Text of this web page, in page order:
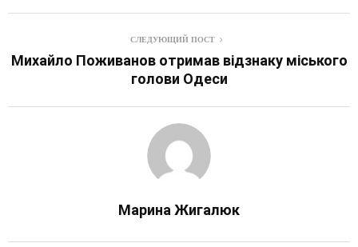
СЛЕДУЮЩИЙ ПОСТ
Михайло Поживанов отримав відзнаку міського
голови Одеси
Марина Жигалюк